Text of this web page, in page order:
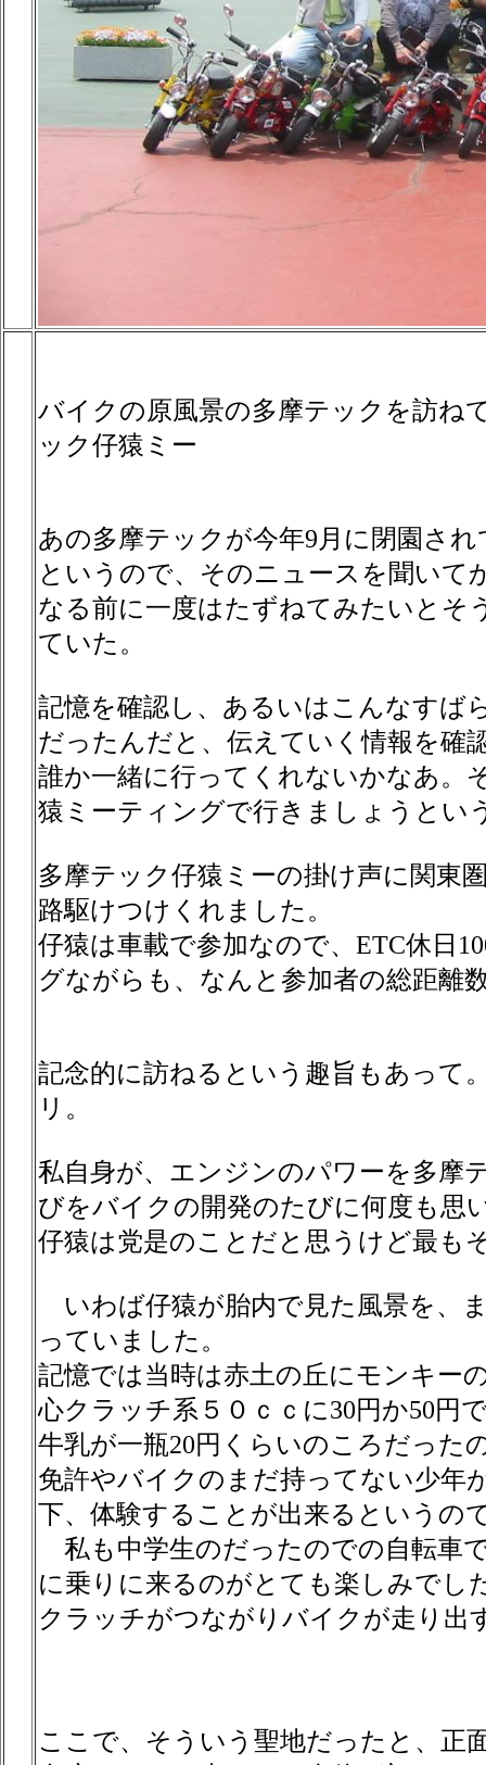
バイクの原風景の多摩テックを訪ね
ック仔猿ミー
あの多摩テックが今年9月に閉園さ
というので、そのニュースを聞いて
なる前に一度はたずねてみたいとそ
ていた。
記憶を確認し、あるいはこんなすば
だったんだと、伝えていく情報を確
誰か一緒に行ってくれないかなあ。
猿ミーティングで行きましょうとい
多摩テック仔猿ミーの掛け声に関東
路駆けつけくれました。
仔猿は車載で参加なので、ETC休日
グながらも、なんと参加者の総距離
記念的に訪ねるという趣旨もあって
リ。
私自身が、エンジンのパワーを多摩
びをバイクの開発のたびに何度も思
仔猿は党是のことだと思うけど最も
いわば仔猿が胎内で見た風景を、
っていました。
記憶では当時は赤土の丘にモンキー
心クラッチ系５０ｃｃに30円か50円
牛乳が一瓶20円くらいのころだった
免許やバイクのまだ持ってない少年
下、体験することが出来るというの
私も中学生のだったのでの自転車
に乗りに来るのがとても楽しみでし
クラッチがつながりバイクが走り
ここで、そういう聖地だったと、